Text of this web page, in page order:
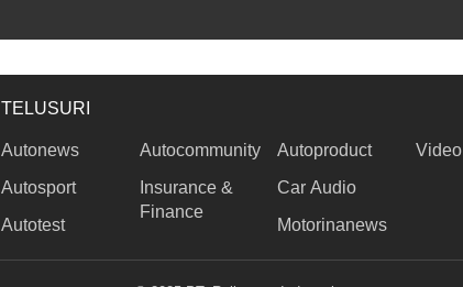
TELUSURI
Autonews
Autosport
Autotest
Autocommunity
Insurance &
Finance
Autoproduct
Car Audio
Motorinanews
Video